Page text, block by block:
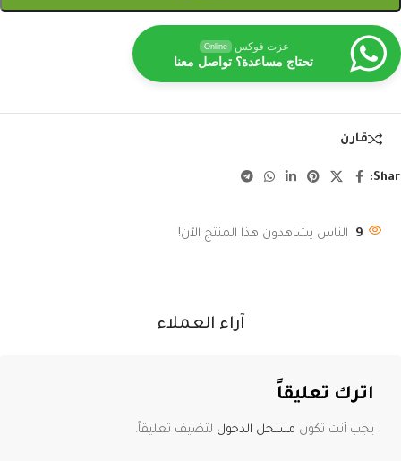
عزت فوكس Online
تحتاج مساعدة؟ تواصل معنا
قارن
9 الناس يشاهدون هذا المنتج الآن!
آراء العملاء
اترك تعليقاً
يجب أنت تكون مسجل الدخول لتضيف تعليقاً.